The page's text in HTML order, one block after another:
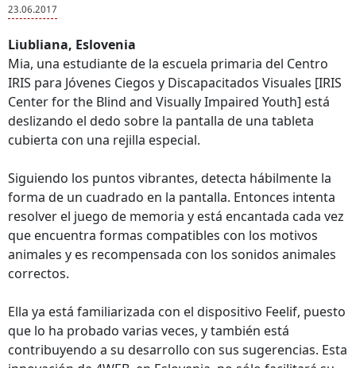
23.06.2017
Liubliana, Eslovenia
Mia, una estudiante de la escuela primaria del Centro
IRIS para Jóvenes Ciegos y Discapacitados Visuales [IRIS
Center for the Blind and Visually Impaired Youth] está
deslizando el dedo sobre la pantalla de una tableta
cubierta con una rejilla especial.
Siguiendo los puntos vibrantes, detecta hábilmente la
forma de un cuadrado en la pantalla. Entonces intenta
resolver el juego de memoria y está encantada cada vez
que encuentra formas compatibles con los motivos
animales y es recompensada con los sonidos animales
correctos.
Ella ya está familiarizada con el dispositivo Feelif, puesto
que lo ha probado varias veces, y también está
contribuyendo a su desarrollo con sus sugerencias. Esta